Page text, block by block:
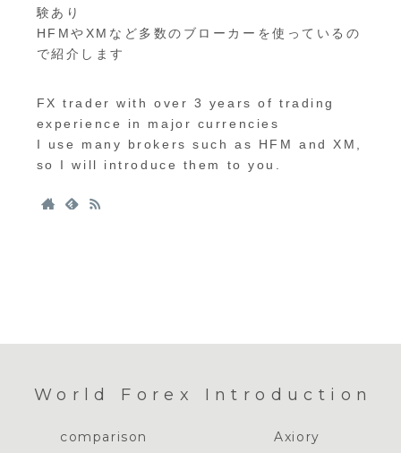
験あり
HFMやXMなど多数のブローカーを使っているの
で紹介します
FX trader with over 3 years of trading
experience in major currencies
I use many brokers such as HFM and XM,
so I will introduce them to you.
World Forex Introduction
comparison
Axiory